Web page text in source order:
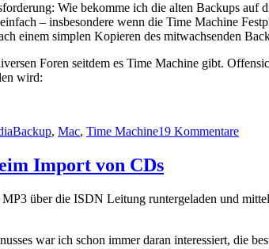
Wie bekomme ich die alten Backups
– insbesondere wenn die Time Machine
einem simplen Kopieren des mitwachsenden
Foren seitdem es Time Machine gibt.
wird:
Schlagwörter
Backup, Mac, Time Machine19 Kommentarezu
neue
Import von CDs
über die ISDN Leitung runtergeladen und
war ich schon immer daran interessiert, die